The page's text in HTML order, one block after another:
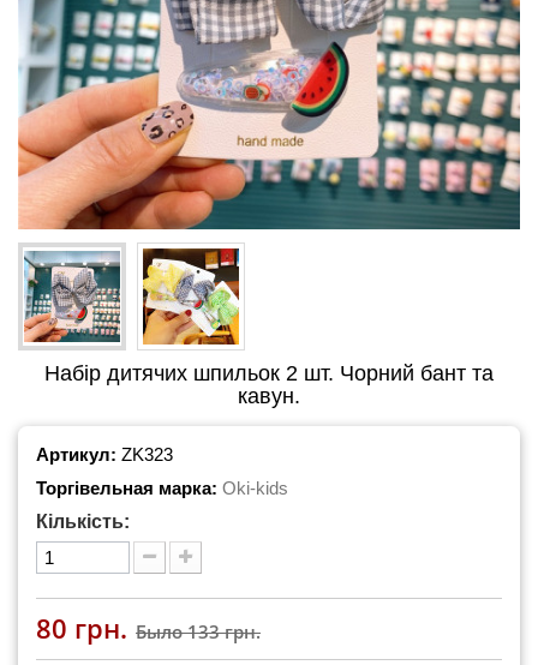
Набір дитячих шпильок 2 шт. Чорний бант та
кавун.
Артикул: ZK323
Торгівельная марка: Oki-kids
Кількість:
80 грн. Было133 грн.